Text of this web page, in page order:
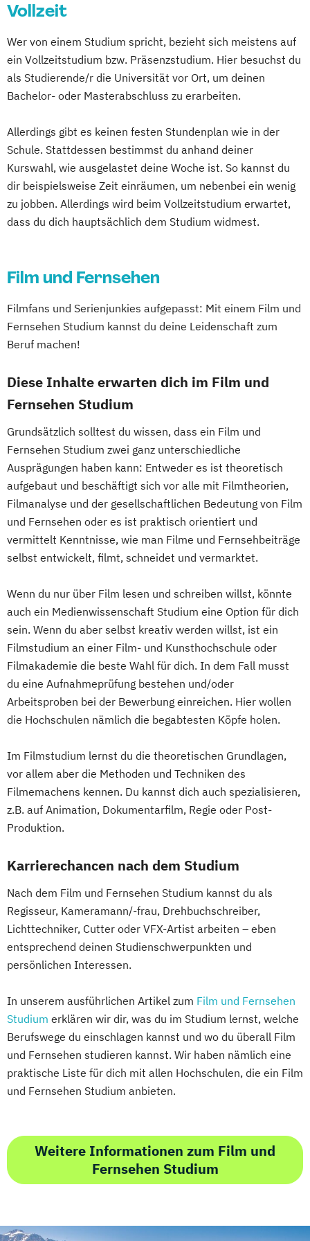
Vollzeit
Wer von einem Studium spricht, bezieht sich meistens auf
ein Vollzeitstudium bzw. Präsenzstudium. Hier besuchst du
als Studierende/r die Universität vor Ort, um deinen
Bachelor- oder Masterabschluss zu erarbeiten.
Allerdings gibt es keinen festen Stundenplan wie in der
Schule. Stattdessen bestimmst du anhand deiner
Kurswahl, wie ausgelastet deine Woche ist. So kannst du
dir beispielsweise Zeit einräumen, um nebenbei ein wenig
zu jobben. Allerdings wird beim Vollzeitstudium erwartet,
dass du dich hauptsächlich dem Studium widmest.
Film und Fernsehen
Filmfans und Serienjunkies aufgepasst: Mit einem Film und
Fernsehen Studium kannst du deine Leidenschaft zum
Beruf machen!
Diese Inhalte erwarten dich im Film und
Fernsehen Studium
Grundsätzlich solltest du wissen, dass ein Film und
Fernsehen Studium zwei ganz unterschiedliche
Ausprägungen haben kann: Entweder es ist theoretisch
aufgebaut und beschäftigt sich vor alle mit Filmtheorien,
Filmanalyse und der gesellschaftlichen Bedeutung von Film
und Fernsehen oder es ist praktisch orientiert und
vermittelt Kenntnisse, wie man Filme und Fernsehbeiträge
selbst entwickelt, filmt, schneidet und vermarktet.
Wenn du nur über Film lesen und schreiben willst, könnte
auch ein Medienwissenschaft Studium eine Option für dich
sein. Wenn du aber selbst kreativ werden willst, ist ein
Filmstudium an einer Film- und Kunsthochschule oder
Filmakademie die beste Wahl für dich. In dem Fall musst
du eine Aufnahmeprüfung bestehen und/oder
Arbeitsproben bei der Bewerbung einreichen. Hier wollen
die Hochschulen nämlich die begabtesten Köpfe holen.
Im Filmstudium lernst du die theoretischen Grundlagen,
vor allem aber die Methoden und Techniken des
Filmemachens kennen. Du kannst dich auch spezialisieren,
z.B. auf Animation, Dokumentarfilm, Regie oder Post-
Produktion.
Karrierechancen nach dem Studium
Nach dem Film und Fernsehen Studium kannst du als
Regisseur, Kameramann/-frau, Drehbuchschreiber,
Lichttechniker, Cutter oder VFX-Artist arbeiten – eben
entsprechend deinen Studienschwerpunkten und
persönlichen Interessen.
In unserem ausführlichen Artikel zum Film und Fernsehen
Studium erklären wir dir, was du im Studium lernst, welche
Berufswege du einschlagen kannst und wo du überall Film
und Fernsehen studieren kannst. Wir haben nämlich eine
praktische Liste für dich mit allen Hochschulen, die ein Film
und Fernsehen Studium anbieten.
Weitere Informationen zum Film und
Fernsehen Studium